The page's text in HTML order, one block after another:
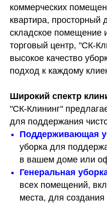
коммерческих
квартира,
складское помещение
торговый центр, "СК-
высокое качество
подход к каждому
Широкий спектр
"СК-Клининг"
для поддержания
Поддерживающая
уборка для
в вашем доме или
Генеральная
всех помещений,
места, для создания